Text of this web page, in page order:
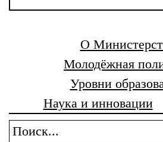
О
Молодёжная
Уровни
Наука и инновации